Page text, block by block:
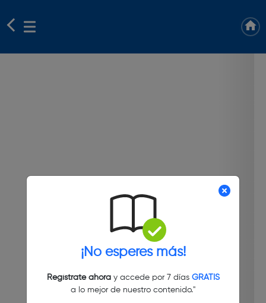
¡No esperes más!
Regístrate ahoray accede por 7 días GRATIS
a lo mejor de nuestro contenido."